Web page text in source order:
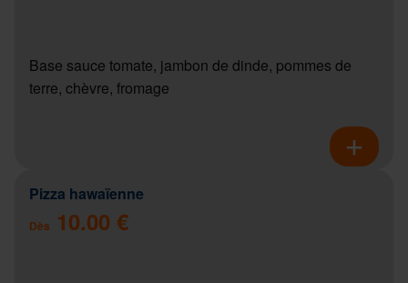
Base sauce tomate, jambon de dinde, pommes de
terre, chèvre, fromage
Pizza hawaïenne
Dès 10.00 €